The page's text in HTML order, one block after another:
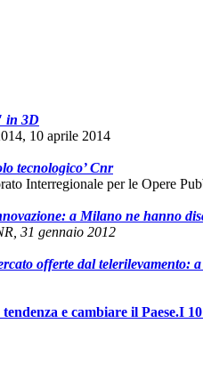
in 3D
10 aprile 2014
tecnologico’ Cnr
Interregionale per le Opere
a Milano ne hanno
31 gennaio 2012
offerte dal telerilevamento:
e cambiare il Paese.I